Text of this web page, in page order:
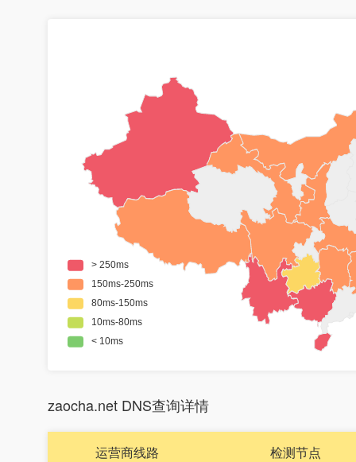
zaocha.net DNS查询详情
运营商线路 检测节点